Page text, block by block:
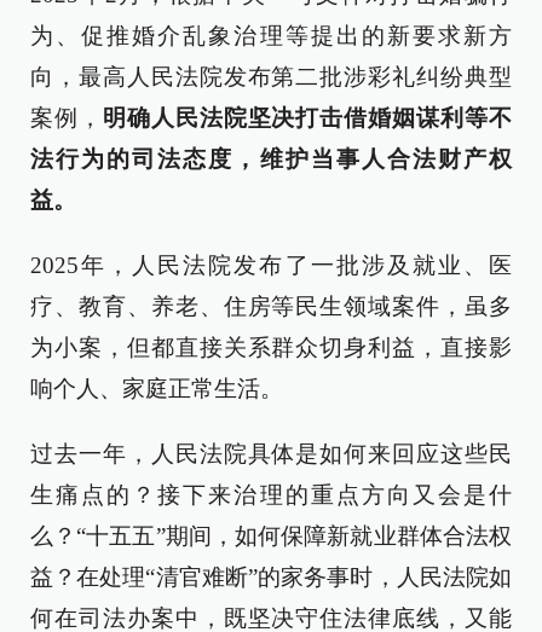
为、促推婚介乱象治理等提出的新要求新方
向，最高人民法院发布第二批涉彩礼纠纷典型
案例， 明确人民法院坚决打击借婚姻谋利等不
法行为的司法态度，维护当事人合法财产权
益。
2025年，人民法院发布了一批涉及就业、医
疗、教育、养老、住房等民生领域案件，虽多
为小案，但都直接关系群众切身利益，直接影
响个人、家庭正常生活。
过去一年，人民法院具体是如何来回应这些民
生痛点的？接下来治理的重点方向又会是什
么？“十五五”期间，如何保障新就业群体合法权
益？在处理“清官难断”的家务事时，人民法院如
何在司法办案中，既坚决守住法律底线，又能